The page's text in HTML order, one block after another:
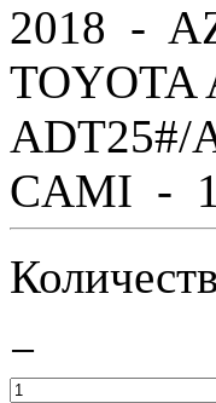
2018 -
ADT25#/
CAMI -
−